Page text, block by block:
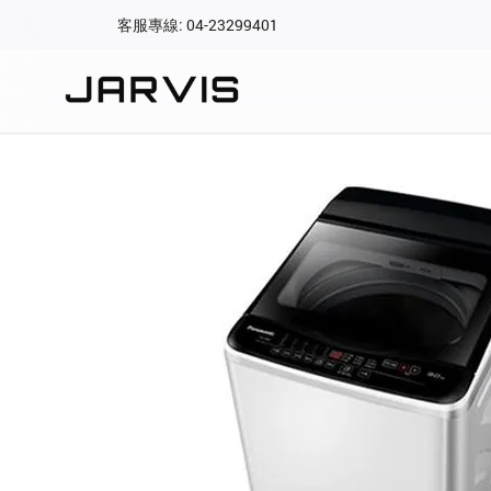
客服專線: 04-23299401
Aqara 智慧
智能門鎖
Matter 智慧
精品家電
會員帳號
密碼